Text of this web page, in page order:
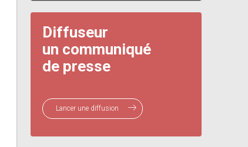
Diffuseur
un communiqué
de presse
Lancer une diffusion